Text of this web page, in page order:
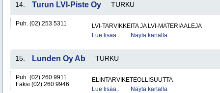
14. Turun LVI-Piste Oy TURKU
Puh. (02) 253 5311
LVI-TARVIKKEITA JA LVI-MATERIAALEJA
Lue lisää..
Näytä kartalla
15. Lunden Oy Ab TURKU
Puh. (02) 260 9911
Faksi (02) 260 9946
ELINTARVIKETEOLLISUUTTA
Lue lisää..
Näytä kartalla